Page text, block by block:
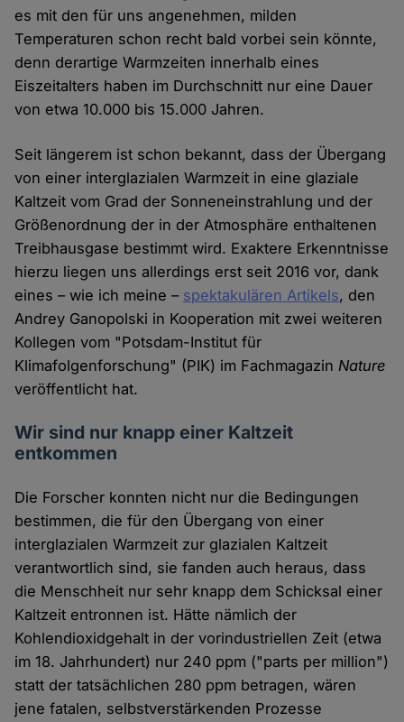
es mit den für uns angenehmen, milden
Temperaturen schon recht bald vorbei sein könnte,
denn derartige Warmzeiten innerhalb eines
Eiszeitalters haben im Durchschnitt nur eine Dauer
von etwa 10.000 bis 15.000 Jahren.
Seit längerem ist schon bekannt, dass der Übergang
von einer interglazialen Warmzeit in eine glaziale
Kaltzeit vom Grad der Sonneneinstrahlung und der
Größenordnung der in der Atmosphäre enthaltenen
Treibhausgase bestimmt wird. Exaktere Erkenntnisse
hierzu liegen uns allerdings erst seit 2016 vor, dank
eines – wie ich meine – spektakulären Artikels, den
Andrey Ganopolski in Kooperation mit zwei weiteren
Kollegen vom "Potsdam-Institut für
Klimafolgenforschung" (PIK) im FachmagazinNature
veröffentlicht hat.
Wir sind nur knapp einer Kaltzeit
entkommen
Die Forscher konnten nicht nur die Bedingungen
bestimmen, die für den Übergang von einer
interglazialen Warmzeit zur glazialen Kaltzeit
verantwortlich sind, sie fanden auch heraus, dass
die Menschheit nur sehr knapp dem Schicksal einer
Kaltzeit entronnen ist. Hätte nämlich der
Kohlendioxidgehalt in der vorindustriellen Zeit (etwa
im 18. Jahrhundert) nur 240 ppm ("parts per million")
statt der tatsächlichen 280 ppm betragen, wären
jene fatalen, selbstverstärkenden Prozesse